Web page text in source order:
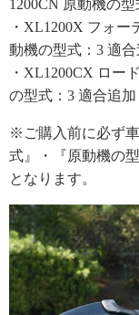
1200CN 原動機の型
・XL1200X フォ
動機の型式：3 適合
・XL1200CX ロー
の型式：3 適合追加
※ご購入前に必ず
式』・『原動機の
となります。